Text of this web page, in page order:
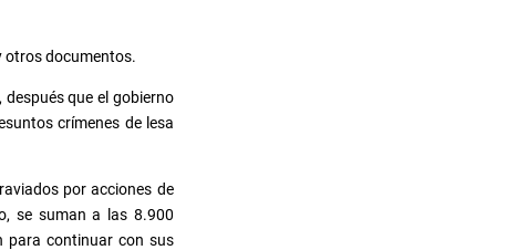
otros documentos.
que el gobierno
crímenes de lesa
por acciones de
se suman a las 8.900
para continuar con sus